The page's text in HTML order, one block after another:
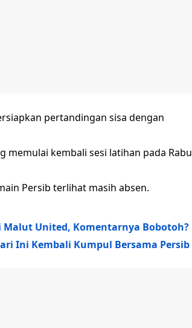
pertandingan sisa dengan
memulai kembali sesi latihan pada Rabu
Persib terlihat masih absen.
United, Komentarnya Bobotoh?
Ini Kembali Kumpul Bersama Persib